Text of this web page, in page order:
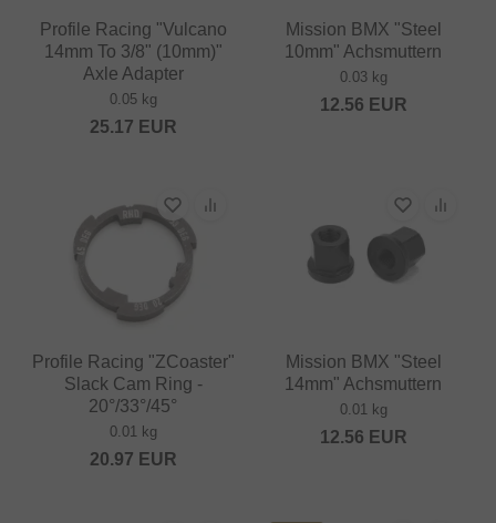
Profile Racing "Vulcano
14mm To 3/8" (10mm)"
Axle Adapter
0.05 kg
25.17 EUR
Mission BMX "Steel
10mm" Achsmuttern
0.03 kg
12.56 EUR
Profile Racing "ZCoaster"
Slack Cam Ring -
20°/33°/45°
0.01 kg
20.97 EUR
Mission BMX "Steel
14mm" Achsmuttern
0.01 kg
12.56 EUR